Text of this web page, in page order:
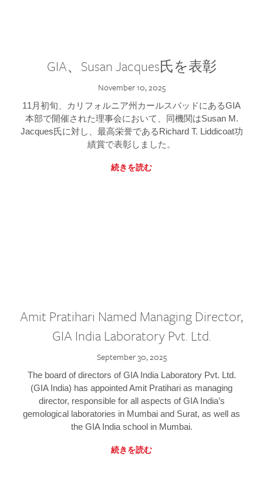
GIA、Susan Jacques氏を表彰
November 10, 2025
11月初旬、カリフォルニア州カールスバッドにあるGIA
本部で開催された理事会において、同機関はSusan M.
Jacques氏に対し、最高栄誉であるRichard T. Liddicoat功
績賞で表彰しました。
続きを読む
Amit Pratihari Named Managing Director,
GIA India Laboratory Pvt. Ltd.
September 30, 2025
The board of directors of GIA India Laboratory Pvt. Ltd.
(GIA India) has appointed Amit Pratihari as managing
director, responsible for all aspects of GIA India’s
gemological laboratories in Mumbai and Surat, as well as
the GIA India school in Mumbai.
続きを読む